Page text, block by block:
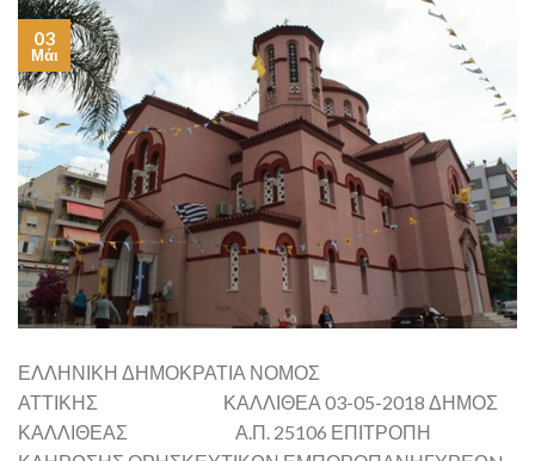
03
Μάι
ΕΛΛΗΝΙΚΗ ΔΗΜΟΚΡΑΤΙΑ ΝΟΜΟΣ
ΑΤΤΙΚΗΣ ΚΑΛΛΙΘΕΑ 03-05-2018 ΔΗΜΟΣ
ΚΑΛΛΙΘΕΑΣ Α.Π. 25106 ΕΠΙΤΡΟΠΗ